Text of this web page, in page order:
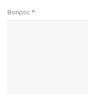
Вопрос *